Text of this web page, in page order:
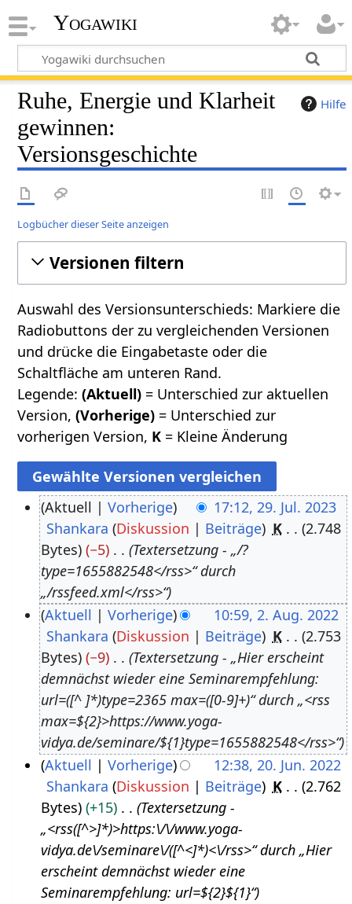
Yogawiki
Hilfe
Ruhe, Energie und Klarheit
gewinnen:
Versionsgeschichte
Logbücher dieser Seite anzeigen
Versionen filtern
Auswahl des Versionsunterschieds: Markiere die
Radiobuttons der zu vergleichenden Versionen
und drücke die Eingabetaste oder die
Schaltfläche am unteren Rand.
Legende:(Aktuell) = Unterschied zur aktuellen
Version,(Vorherige) = Unterschied zur
vorherigen Version, K = Kleine Änderung
u
Aktuell Vorherige
17:12, 29. Jul. 2023
Shankara Diskussion Beiträge K
2.748
Bytes
−5
Textersetzung - „/?
type=1655882548</rss>“ durch
„/rssfeed.xml</rss>“
s
Aktuell Vorherige
10:59, 2. Aug. 2022
Shankara Diskussion Beiträge K
2.753
Bytes
−9
Textersetzung - „Hier erscheint
demnächst wieder eine Seminarempfehlung:
url=([^ ]*)type=2365 max=([0-9]+)“ durch „<rss
max=${2}>https://www.yoga-
vidya.de/seminare/${1}type=1655882548</rss>“
Aktuell Vorherige
12:38, 20. Jun. 2022
Shankara Diskussion Beiträge K
2.762
Bytes
+15
Textersetzung -
„<rss([^>]*)>https:\/\/www.yoga-
vidya.de\/seminare\/([^<]*)<\/rss>“ durch „Hier
erscheint demnächst wieder eine
Seminarempfehlung: url=${2}${1}“